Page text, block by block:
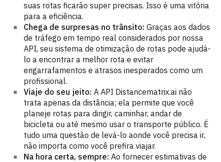
suas rotas ficarão super precisas. Isso é uma vitória
para a eficiência.
Chega de surpresas no trânsito: Graças aos dados
de tráfego em tempo real considerados por nossa
API, seu sistema de otimização de rotas pode ajudá-
lo a encontrar a melhor rota e evitar
engarrafamentos e atrasos inesperados como um
profissional.
Viaje do seu jeito: A API Distancematrix.ai não
trata apenas da distância; ela permite que você
planeje rotas para dirigir, caminhar, andar de
bicicleta ou até mesmo usar o transporte público. É
tudo uma questão de levá-lo aonde você precisa ir,
não importa como você prefira viajar.
Na hora certa, sempre: Ao fornecer estimativas de